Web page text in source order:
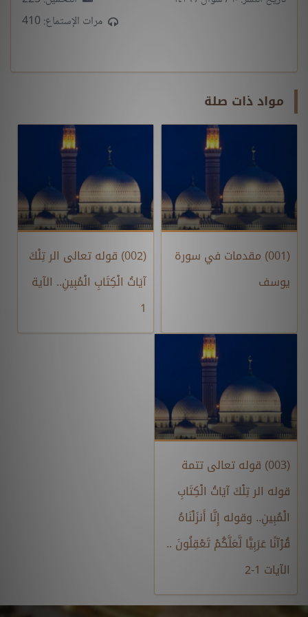
مرات الإستماع: 410
مواد ذات صلة
(001) مقدمات في سورة
يوسف
(002) قوله تعالى الر تِلْكَ
آيَاتُ الْكِتَابِ الْمُبِينِ.. الآية
1
(003) قوله تعالى تتمة
قوله الر تِلْكَ آيَاتُ الْكِتَابِ
الْمُبِينِ.. وقوله إِنَّا أَنزَلْنَاهُ
قُرْآنًا عَرَبِيًّا لَّعَلَّكُمْ تَعْقِلُونَ ..
الآيات 1-2